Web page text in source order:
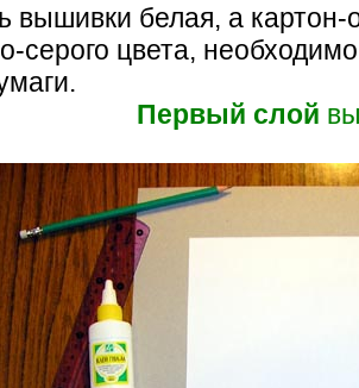
вышивки белая, а картон-
серого цвета,
Первый слой